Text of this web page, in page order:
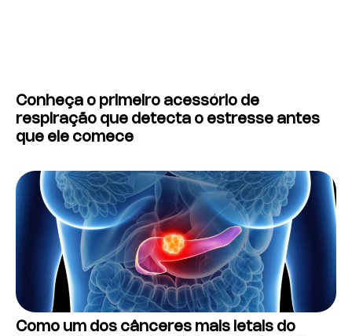
Conheça o primeiro acessório de
respiração que detecta o estresse antes
que ele comece
Como um dos cânceres mais letais do